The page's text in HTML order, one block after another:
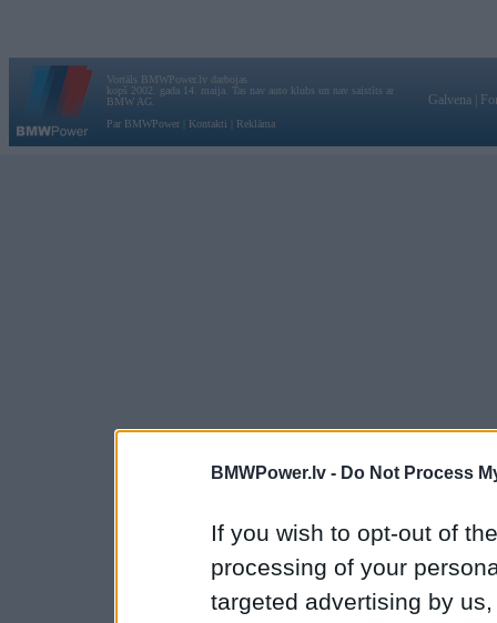
BMWPower.lv - Do Not Process
If you wish to opt-out of
processing of your
targeted advertising by
Vortāls BMWPower.lv darbojas
kopš 2002. gada 14. maija. Tas nav auto klubs un nav saistīts ar
BMW AG.
Par BMWPower
Kontakti Reklāma
Galvena